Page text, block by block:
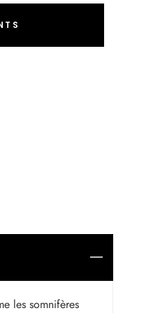
les somnifères